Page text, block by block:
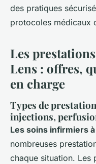
des pratiques
protocoles médicaux
Les
Lens : offres,
en charge
Types de
injections,
Les soins infirmiers
nombreuses
chaque situation. Les